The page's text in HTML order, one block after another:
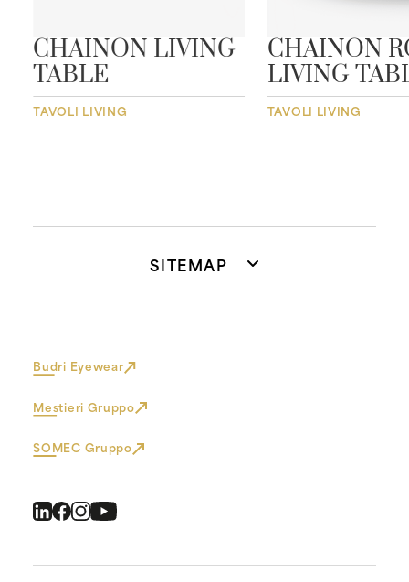
CHAINON LIVING
TABLE
TAVOLI LIVING
CHAINON
LIVING
TAVOLI LIVING
SITEMAP
Budri Eyewear
Mestieri Gruppo
SOMEC Gruppo